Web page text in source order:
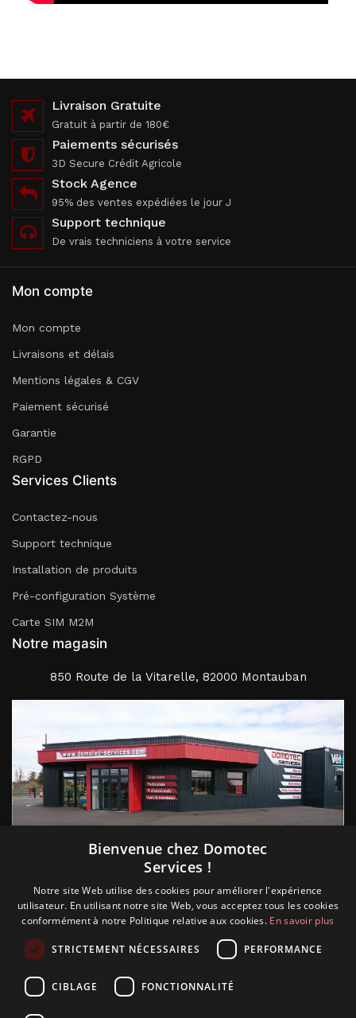
Livraison Gratuite
Gratuit à partir de 180€
Paiements sécurisés
3D Secure Crédit Agricole
Stock Agence
95% des ventes expédiées le jour J
Support technique
De vrais techniciens à votre service
Mon compte
Mon compte
Livraisons et délais
Mentions légales & CGV
Paiement sécurisé
Garantie
RGPD
Services Clients
Contactez-nous
Support technique
Installation de produits
Pré-configuration Système
Carte SIM M2M
Notre magasin
850 Route de la Vitarelle, 82000 Montauban
Suivez nous
Bienvenue chez Domotec
Services !
Notre site Web utilise des cookies pour améliorer l'expérience
utilisateur. En utilisant notre site Web, vous acceptez tous les cookies
conformément à notre Politique relative aux cookies. En savoir plus
STRICTEMENT NÉCESSAIRES PERFORMANCE
CIBLAGE FONCTIONNALITÉ